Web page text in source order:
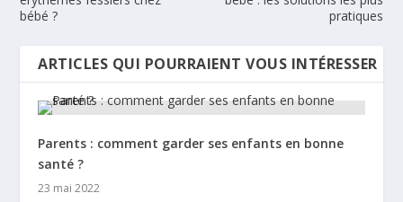
bébé ?
pratiques
ARTICLES QUI POURRAIENT VOUS INTÉRESSER
Parents : comment garder ses enfants en bonne
santé ?
23 mai 2022